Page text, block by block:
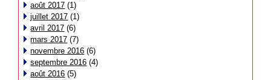
août 2017 (1)
juillet 2017 (1)
avril 2017 (6)
mars 2017 (7)
novembre 2016 (6)
septembre 2016 (4)
août 2016 (5)